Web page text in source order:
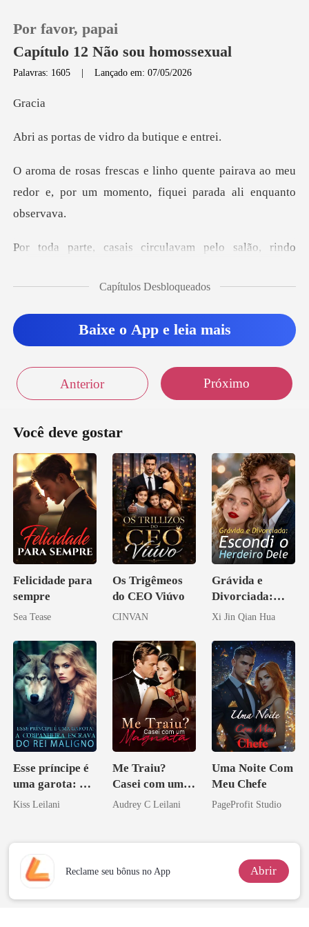
Loja
Por favor, papai
Capítulo 12 Não sou homossexual
Palavras: 1605 |Lançado em: 07/05/2026
ac
de vidro da but
pairava ao meu
redor e, por um momento
véus, dando
Capítulos Desbloqueados
Baixe o App e leia mais
Anterior Próximo
Você deve gostar
Felicidade para
sempre
Sea Tease
Os Trigêmeos
do CEO Viúvo
CINVAN
Grávida e
Divorciada:
Escondi o
Xi Jin Qian Hua
Esse príncipe é
uma garota: A
companheira
Kiss Leilani
Me Traiu?
Casei com um
Magnata
Audrey C Leilani
Uma Noite Com
Meu Chefe
PageProfit Studio
Reclame seu bônus no App Abrir